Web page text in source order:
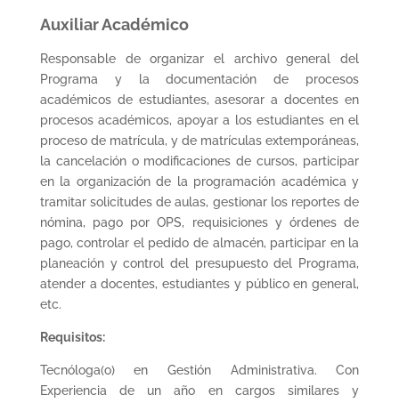
Auxiliar Académico
Responsable de organizar el archivo general del
Programa y la documentación de procesos
académicos de estudiantes, asesorar a docentes en
procesos académicos, apoyar a los estudiantes en el
proceso de matrícula, y de matrículas extemporáneas,
la cancelación o modificaciones de cursos, participar
en la organización de la programación académica y
tramitar solicitudes de aulas, gestionar los reportes de
nómina, pago por OPS, requisiciones y órdenes de
pago, controlar el pedido de almacén, participar en la
planeación y control del presupuesto del Programa,
atender a docentes, estudiantes y público en general,
etc.
Requisitos:
Tecnóloga(o) en Gestión Administrativa. Con
Experiencia de un año en cargos similares y